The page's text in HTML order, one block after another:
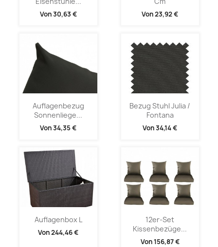
Von30,63 € Von23,92 €
Auflagenbezug
Sonnenliege...
Von34,35 €
Bezug Stuhl Julia /
Fontana
Von34,14 €
Auflagenbox L
Von244,46 €
12er-Set
Kissenbezüge...
Von156,87 €